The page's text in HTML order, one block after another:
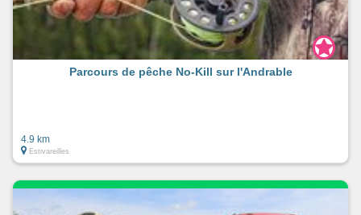
Parcours de pêche No-Kill sur l'Andrable
4.9 km
Estivareilles